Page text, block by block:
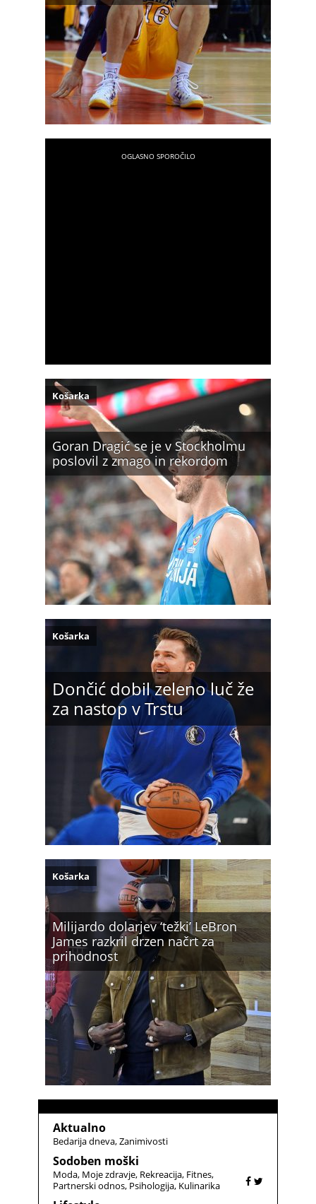
Goran Dragić se je v Stockholmu
poslovil z zmago in rekordom
Košarka
Dončić dobil zeleno luč že
za nastop v Trstu
Košarka
Milijardo dolarjev ‘težki’ LeBron
James razkril drzen načrt za
prihodnost
Košarka
Aktualno
Bedarija dneva Zanimivosti
Sodoben moški
Moda Moje zdravje Rekreacija Fitnes
Partnerski odnos Psihologija Kulinarika